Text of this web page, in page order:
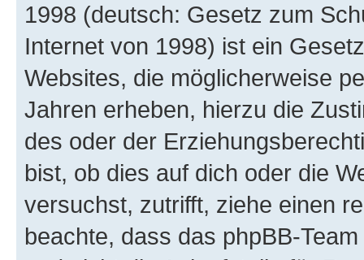
1998 (deutsch: Gesetz zum
Internet von 1998) ist ein
Websites, die möglicherweise
Jahren erheben, hierzu die
des oder der
bist, ob dies auf dich oder die
versuchst, zutrifft, ziehe einen
beachte, dass das phpBB-